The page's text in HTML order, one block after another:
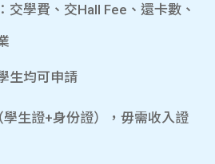
交學費、交Hall Fee、還卡數、
生均可申請
生證+身份證），毋需收入證